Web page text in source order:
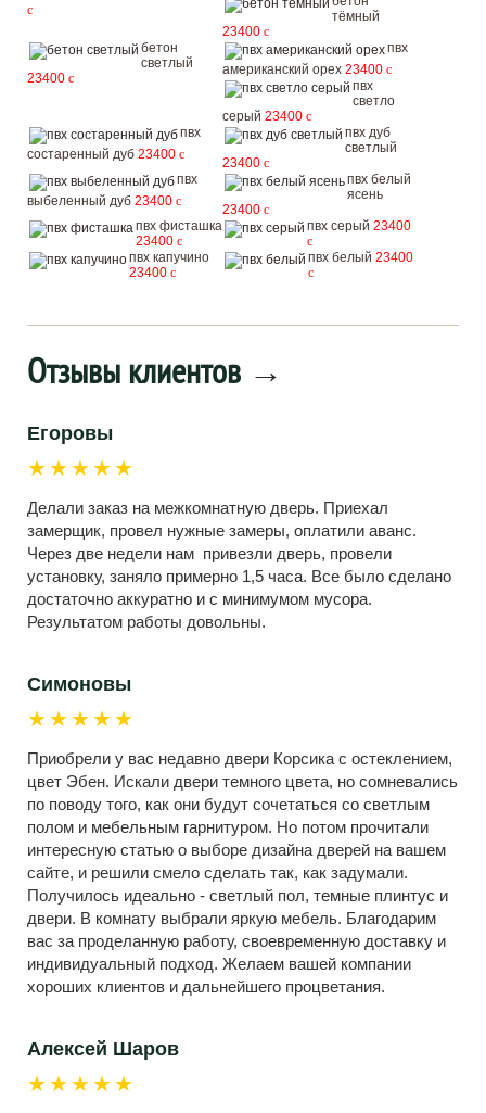
c
тёмный
23400 c
бетон
светлый
23400 c
пвх
американский орех 23400 c
пвх
светло
серый 23400 c
пвх
состаренный дуб 23400 c
пвх дуб
светлый
23400 c
пвх
выбеленный дуб 23400 c
пвх белый
ясень
23400 c
пвх фисташка
23400 c
пвх серый 23400
c
пвх капучино
23400 c
пвх белый 23400
c
Отзывы клиентов →
Егоровы
★★★★★
Делали заказ на межкомнатную дверь. Приехал
замерщик, провел нужные замеры, оплатили аванс.
Через две недели нам привезли дверь, провели
установку, заняло примерно 1,5 часа. Все было сделано
достаточно аккуратно и с минимумом мусора.
Результатом работы довольны.
Симоновы
★★★★★
Приобрели у вас недавно двери Корсика с остеклением,
цвет Эбен. Искали двери темного цвета, но сомневались
по поводу того, как они будут сочетаться со светлым
полом и мебельным гарнитуром. Но потом прочитали
интересную статью о выборе дизайна дверей на вашем
сайте, и решили смело сделать так, как задумали.
Получилось идеально - светлый пол, темные плинтус и
двери. В комнату выбрали яркую мебель. Благодарим
вас за проделанную работу, своевременную доставку и
индивидуальный подход. Желаем вашей компании
хороших клиентов и дальнейшего процветания.
Алексей Шаров
★★★★★